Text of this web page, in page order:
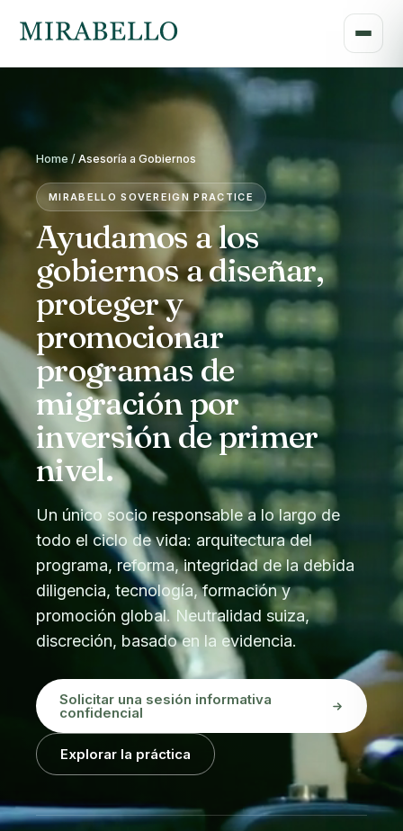
Home / Asesoría a Gobiernos
MIRABELLO SOVEREIGN PRACTICE
Ayudamos a los
gobiernos a diseñar,
proteger y
promocionar
programas de
migración por
inversión de primer
nivel.
Un único socio responsable a lo largo de
todo el ciclo de vida: arquitectura del
programa, reforma, integridad de la debida
diligencia, tecnología, formación y
promoción global. Neutralidad suiza,
discreción, basado en la evidencia.
Solicitar una sesión informativa
confidencial
Explorar la práctica